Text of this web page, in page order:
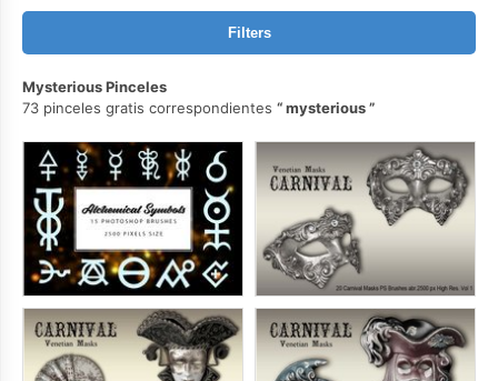
Filters
Mysterious Pinceles
73 pinceles gratis correspondientes
mysterious